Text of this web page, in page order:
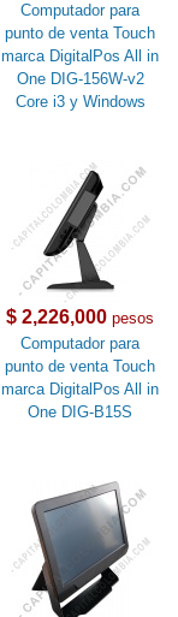
Computador para
punto de venta Touch
marca DigitalPos All in
One DIG-156W-v2
Core i3 y Windows
$ 2,226,000 pesos
Computador para
punto de venta Touch
marca DigitalPos All in
One DIG-B15S